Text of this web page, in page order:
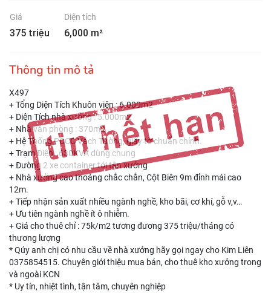
Giá
375 triệu
Diện tích
6,000 m²
Thông tin mô tả
X497
+ Tổng Diện Tích Khuôn viên : 6.000m2
+ Diện Tích nhà xưởng : 5.000m2
+ Nhà văn phòng : 370m2
+ Hệ Thống PCCC Vách Tường, giấy tờ chuẩn chỉnh.
+ Trạm Điện : 630KVA dùng chung
+ Đường 2 xe container tới tận xưởng
+ Nhà xưởng cao thoáng chắc chắn, Cột Biên 9m đỉnh mái cao
12m.
+ Tiếp nhận sản xuất nhiều ngành nghề, kho bãi, cơ khí, gỗ v,v…
+ Ưu tiên ngành nghề ít ô nhiễm.
+ Giá cho thuê chỉ : 75k/m2 tương đương 375 triệu/tháng có
thương lượng
* Qúy anh chị có nhu cầu về nhà xưởng hãy gọi ngay cho Kim Liên
0375854515. Chuyên giới thiệu mua bán, cho thuê kho xưởng trong
và ngoài KCN
* Uy tín, nhiệt tình, tận tâm, chuyên nghiệp